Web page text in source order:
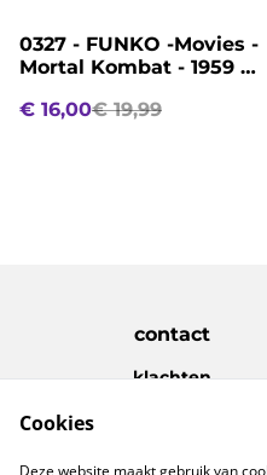
%
0327 - FUNKO -Movies -
Mortal Kombat - 1959 -
€ 16,00€ 19,99
contact
klachten
Cookies
Deze website maakt gebruik van